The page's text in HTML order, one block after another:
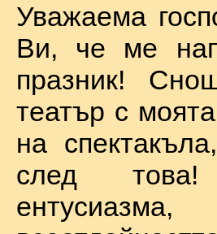
Уважаема
Ви, че ме
празник!
театър с
на
след това!